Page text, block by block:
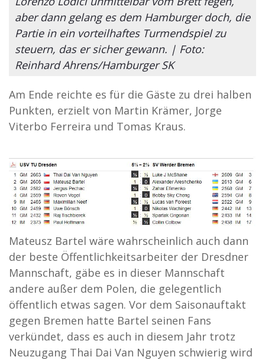
aber dann gelang es dem Hamburger doch, die
Partie in ein vorteilhaftes Turmendspiel zu
steuern, das er sicher gewann. | Foto:
Reinhard Ahrens/Hamburger SK
Am Ende reichte es für die Gäste zu drei halben
Punkten, erzielt von Martin Krämer, Jorge
Viterbo Ferreira und Tomas Kraus.
Mateusz Bartel wäre wahrscheinlich auch dann
der beste Öffentlichkeitsarbeiter der Dresdner
Mannschaft, gäbe es in dieser Mannschaft
andere außer dem Polen, die gelegentlich
öffentlich etwas sagen. Vor dem Saisonauftakt
gegen Bremen hatte Bartel seinen Fans
verkündet, dass es auch in diesem Jahr trotz
Neuzugang Thai Dai Van Nguyen schwierig wird